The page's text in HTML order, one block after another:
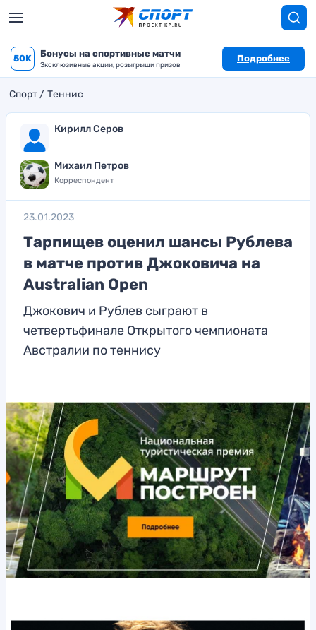
50K Бонусы на спортивные матчи
Эксклюзивные акции, розыгрыши призов
Подробнее
Спорт Теннис
Кирилл Серов
Михаил Петров
Корреспондент
23.01.2023
Тарпищев оценил шансы Рублева
в матче против Джоковича на
Australian Open
Джокович и Рублев сыграют в
четвертьфинале Открытого чемпионата
Австралии по теннису